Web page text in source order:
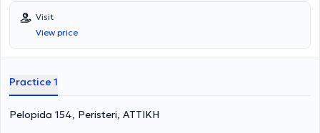
General Hospital of Elefsina "Thriasio" (Burn Unit). The clinic is
equipped with all modern devices related to adult and pediatric
otorhinolaryngological disorders. She collaborates with almost all
major private hospitals and performs surgeries through private
Visit
View price
Practice 1
Pelopida 154, Peristeri, ΑΤΤΙΚΗ